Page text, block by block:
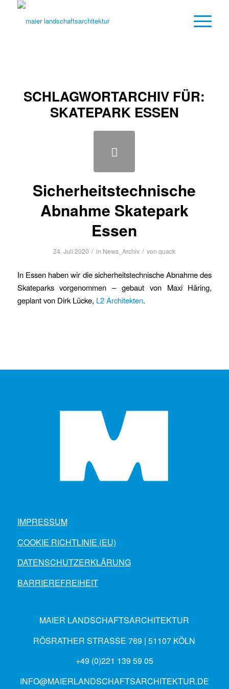
SCHLAGWORTARCHIV FÜR:
SKATEPARK ESSEN
Sicherheitstechnische
Abnahme Skatepark
Essen
24. Juli 2020 / in News_Archiv / vonquack
In Essen haben wir die sicherheitstechnische Abnahme des
Skateparks vorgenommen – gebaut von Maxi Häring,
geplant von Dirk Lücke, L2 Architekten.
IMPRESSUM
COOKIE RICHTLINIE (EU)
DATENSCHUTZERKLÄRUNG
BARRIEREFREIHEIT
MAIER LANDSCHAFTSARCHITEKTUR
RÖSRATHER STRASSE 769 | 51107 KÖLN
+49 (0)221 139 59 05
INFO@MAIERLANDSCHAFTSARCHITEKTUR.DE